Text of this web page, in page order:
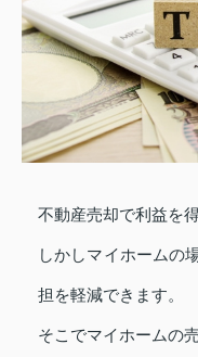
不動産売却で利益を
しかしマイホームの
担を軽減できます。
そこでマイホームの